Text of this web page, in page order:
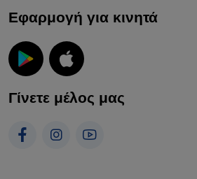
Εφαρμογή για κινητά
Γίνετε μέλος μας